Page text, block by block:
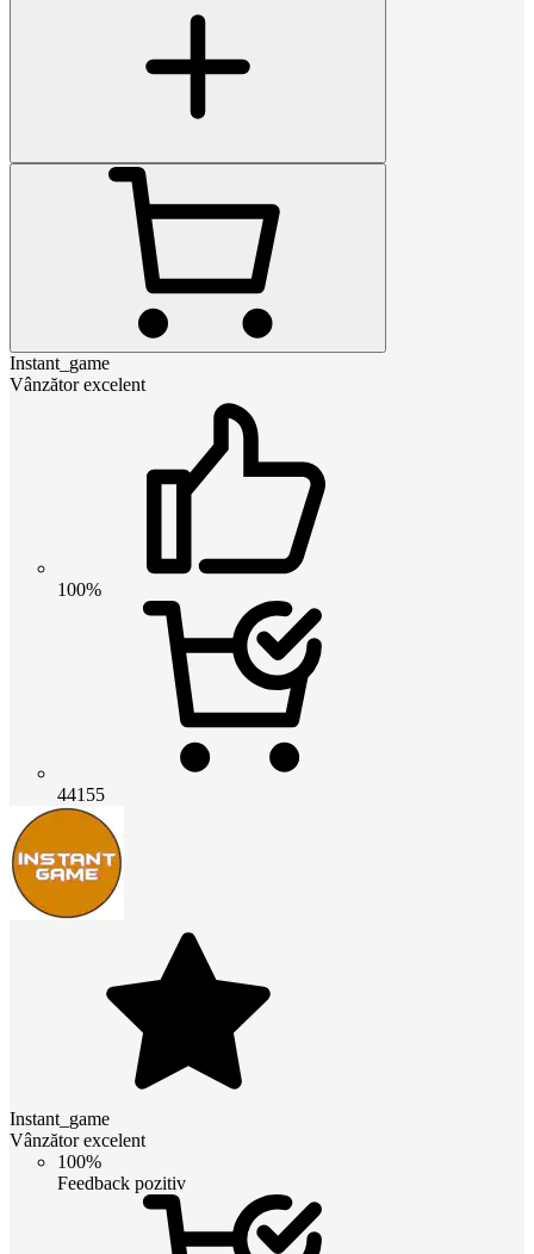
Instant_game
Vânzător excelent
100%
44155
Instant_game
Vânzător excelent
100%
Feedback pozitiv